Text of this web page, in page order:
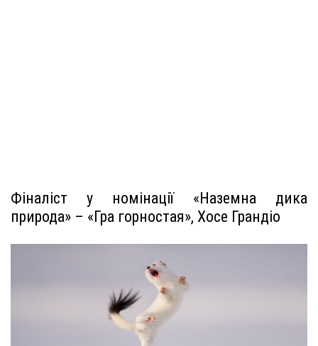
Фіналіст у номінації «Наземна дика
природа» – «Гра горностая», Хосе Грандіо